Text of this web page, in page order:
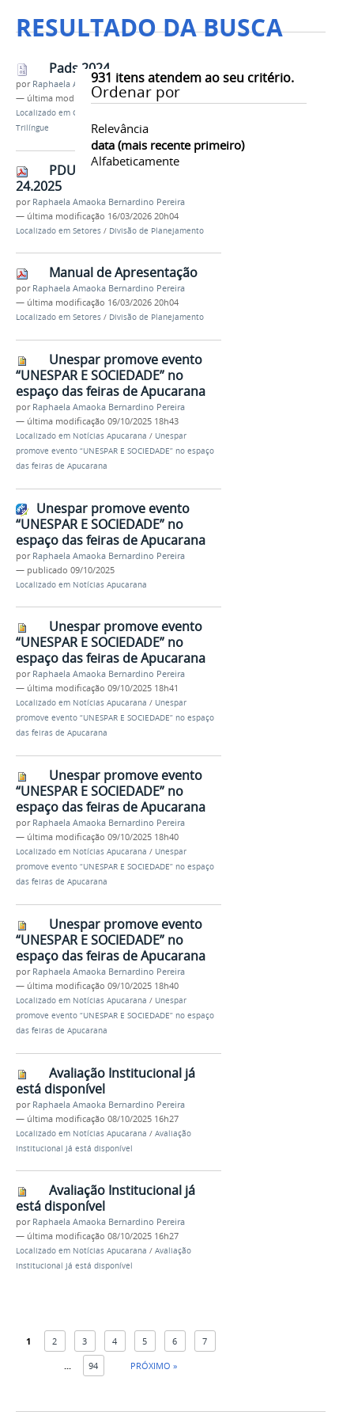
RESULTADO DA BUSCA
931 itens atendem ao seu critério.
Ordenar por
Relevância
data (mais recente primeiro)
Alfabeticamente
Pads 2024
por Raphaela Amaoka Bernardino Pereira
— última modificação13/05/2026 16h13
Localizado em Graduação
Trilíngue
PDU Campus Apucarana
24.2025
por Raphaela Amaoka Bernardino Pereira
— última modificação 16/03/2026 20h04
Localizado em Setores / Divisão de Planejamento
Manual de Apresentação
por Raphaela Amaoka Bernardino Pereira
— última modificação 16/03/2026 20h04
Localizado em Setores / Divisão de Planejamento
Unespar promove evento
“UNESPAR E SOCIEDADE” no
espaço das feiras de Apucarana
por Raphaela Amaoka Bernardino Pereira
— última modificação 09/10/2025 18h43
Localizado em Notícias Apucarana / Unespar
promove evento “UNESPAR E SOCIEDADE” no espaço
das feiras de Apucarana
Unespar promove evento
“UNESPAR E SOCIEDADE” no
espaço das feiras de Apucarana
por Raphaela Amaoka Bernardino Pereira
— publicado 09/10/2025
Localizado em Notícias Apucarana
Unespar promove evento
“UNESPAR E SOCIEDADE” no
espaço das feiras de Apucarana
por Raphaela Amaoka Bernardino Pereira
— última modificação 09/10/2025 18h41
Localizado em Notícias Apucarana / Unespar
promove evento “UNESPAR E SOCIEDADE” no espaço
das feiras de Apucarana
Unespar promove evento
“UNESPAR E SOCIEDADE” no
espaço das feiras de Apucarana
por Raphaela Amaoka Bernardino Pereira
— última modificação 09/10/2025 18h40
Localizado em Notícias Apucarana / Unespar
promove evento “UNESPAR E SOCIEDADE” no espaço
das feiras de Apucarana
Unespar promove evento
“UNESPAR E SOCIEDADE” no
espaço das feiras de Apucarana
por Raphaela Amaoka Bernardino Pereira
— última modificação 09/10/2025 18h40
Localizado em Notícias Apucarana / Unespar
promove evento “UNESPAR E SOCIEDADE” no espaço
das feiras de Apucarana
Avaliação Institucional já
está disponível
por Raphaela Amaoka Bernardino Pereira
— última modificação 08/10/2025 16h27
Localizado em Notícias Apucarana / Avaliação
Institucional já está disponível
Avaliação Institucional já
está disponível
por Raphaela Amaoka Bernardino Pereira
— última modificação 08/10/2025 16h27
Localizado em Notícias Apucarana / Avaliação
Institucional já está disponível
1 2 3 4 5 6 7
... 94 PRÓXIMO »